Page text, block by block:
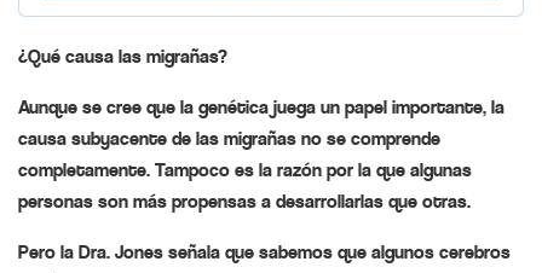
¿Qué causa las migrañas?
Aunque se cree que la genética juega un papel importante, la
causa subyacente de las migrañas no se comprende
completamente. Tampoco es la razón por la que algunas
personas son más propensas a desarrollarlas que otras.
Pero la Dra. Jones señala que sabemos que algunos cerebros